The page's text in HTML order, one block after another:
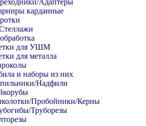
Адаптеры
карданные
для УШМ
для металла
и наборы из них
Надфили
Пробойники/Керны
Труборезы